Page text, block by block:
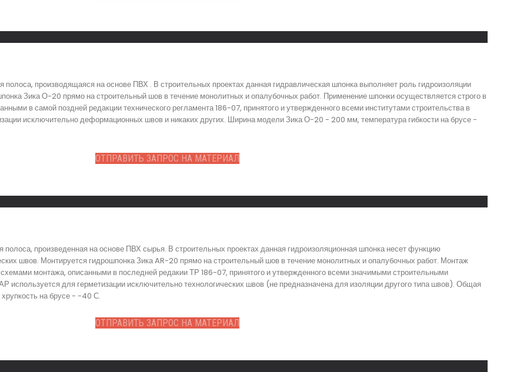
производящаяся на основе ПВХ . В строительных проектах данная гидравлическая шпонка выполняет роль гидроизоляции
Зика О-20 прямо на строительный шов в течение монолитных и опалубочных работ. Применение шпонки осуществляется строго в
в самой поздней редакции технического регламента 186-07, принятого и утвержденного всеми институтами строительства в
исключительно деформационных швов и никаких других. Ширина модели Зика О-20 - 200 мм, температура гибкости на брусе -
ОТПРАВИТЬ ЗАПРОС НА МАТЕРИАЛ
произведенная на основе ПВХ сырья. В строительных проектах данная гидроизоляционная шпонка несет функцию
швов. Монтируется гидрошпонка Зика AR-20 прямо на строительный шов в течение монолитных и опалубочных работ. Монтаж
схемами монтажа, описанными в последней редакии ТР 186-07, принятого и утвержденного всеми значимыми строительными
используется для герметизации исключительно технологических швов (не предназначена для изоляции другого типа швов). Общая
на брусе - -40 С.
ОТПРАВИТЬ ЗАПРОС НА МАТЕРИАЛ